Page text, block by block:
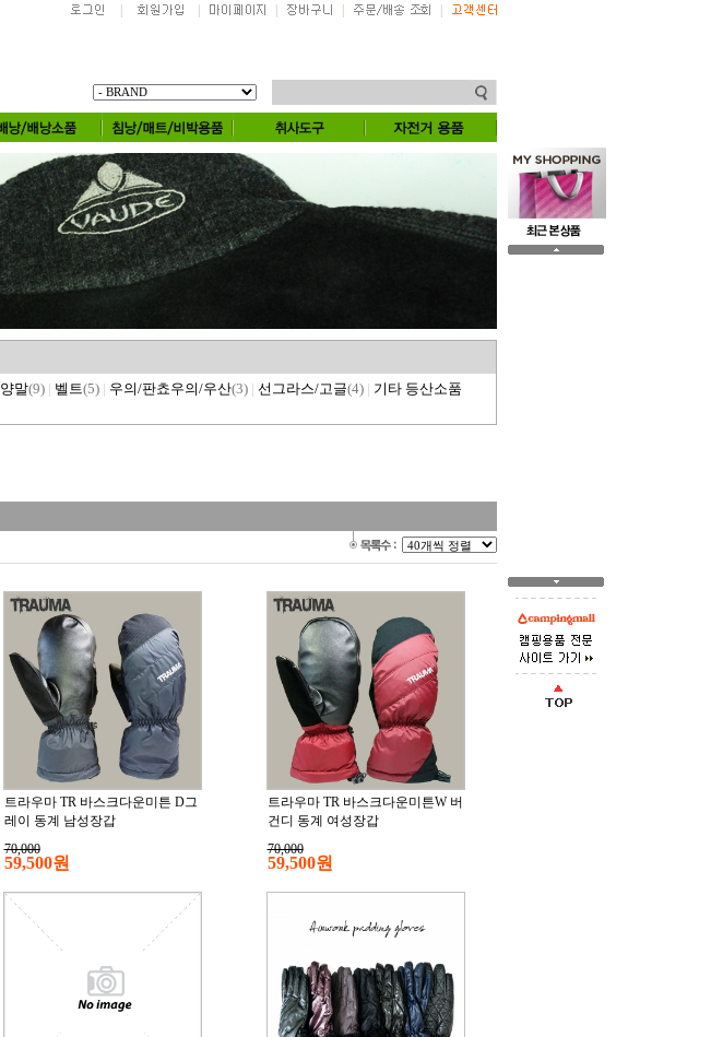
양말(9) | 벨트(5) | 우의/판쵸우의/우산(3) | 선그라스/고글(4) | 기타 등산소품
트라우마 TR 바스크다운미튼 D그
레이 동계 남성장갑
70,000
59,500원
트라우마 TR 바스크다운미튼W 버
건디 동계 여성장갑
70,000
59,500원